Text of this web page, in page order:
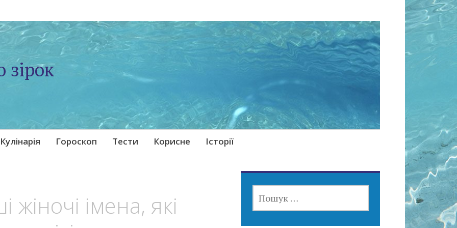
зірок
Кулінарія Гороскоп Тести Корисне Історії
жіночі імена, які